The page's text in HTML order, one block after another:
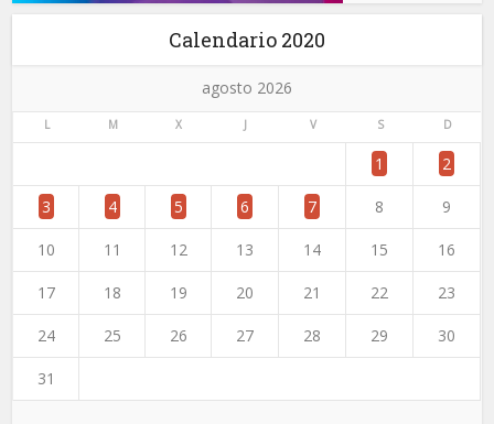
Calendario 2020
agosto 2026
L M X J V S D
1 2
3 4 5 6 7 8 9
10 11 12 13 14 15 16
17 18 19 20 21 22 23
24 25 26 27 28 29 30
31